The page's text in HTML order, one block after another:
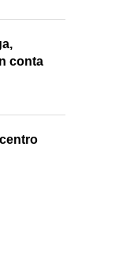
(teatrodeltempo.ch)
conta